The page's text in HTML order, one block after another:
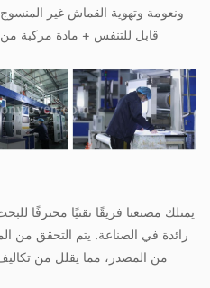
يمتلك مصنعنا فريقًا تقنيًا محترفًا
رائدة في الصناعة. يتم التحقق من
من المصدر، مما يقلل من